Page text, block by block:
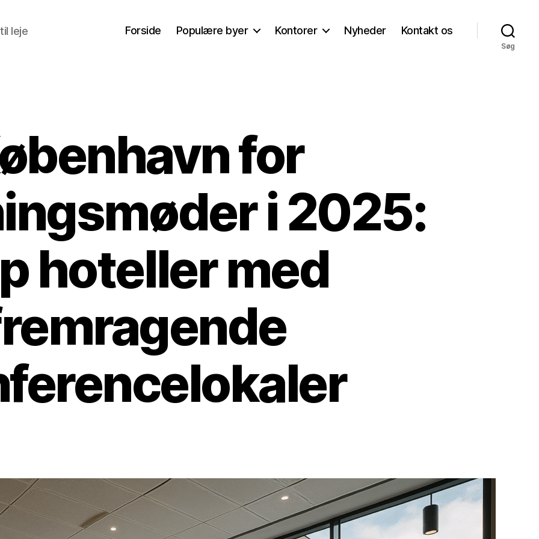
leje Forside Populære byer Kontorer Nyheder Kontakt os
Søg
for
i 2025:
hoteller med